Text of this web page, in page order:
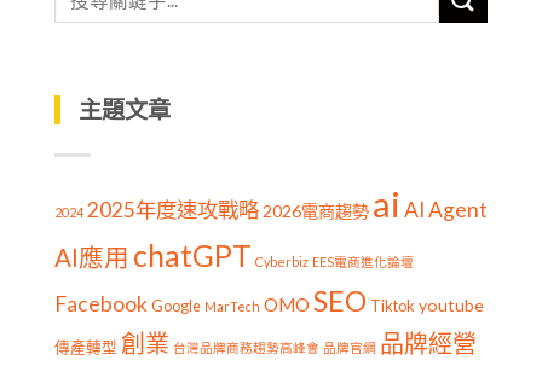
主題文章
2024 2025年度速攻戰略2026電商趨勢 ai AI Agent
AI應用 chatGPT Cyberbiz EES電商進化論壇
Facebook Google MarTech OMO SEO Tiktok youtube
傳產轉型 創業 台灣品牌商務趨勢高峰會 品牌官網 品牌經營